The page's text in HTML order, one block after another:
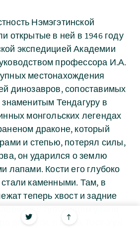
Нэмэгэтинской
открытые в ней в 1946 году
экспедицией Академии
профессора И.А.
местонахождения
динозавров, сопоставимых
знаменитым Тендагуру в
монгольских легендах
драконе, который
и степью, потерял силы,
он ударился о землю
лапами. Кости его глубоко
каменными. Там, в
теперь хвост и задние
дня пути, в горах Тост-Уул.